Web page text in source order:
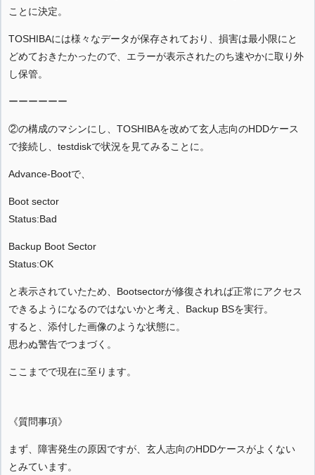
ことに決定。
TOSHIBAには様々なデータが保存されており、損害は最小限にと
どめておきたかったので、エラーが表示されたのち速やかに取り外
し保管。
ーーーーーー
②の構成のマシンにし、TOSHIBAを改めて玄人志向のHDDケース
で接続し、testdiskで状況を見てみることに。
Advance-Bootで、
Boot sector
Status:Bad
Backup Boot Sector
Status:OK
と表示されていたため、Bootsectorが修復されれば正常にアクセス
できるようになるのではないかと考え、Backup BSを実行。
すると、添付した画像のような状態に。
思わぬ警告でつまづく。
ここまでで現在に至ります。
《質問事項》
まず、障害発生の原因ですが、玄人志向のHDDケースがよくない
とみています。